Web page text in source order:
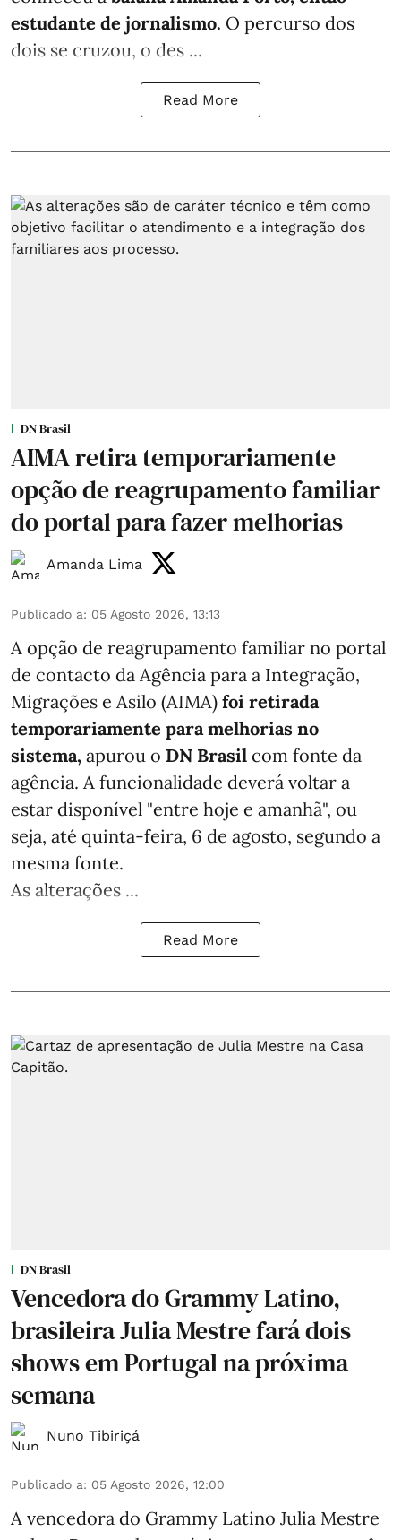
estudante de jornalismo. O percurso dos
dois se cruzou, o des ...
Read More
DN Brasil
AIMA retira temporariamente
opção de reagrupamento familiar
do portal para fazer melhorias
Amanda Lima
Publicado a: 05 Agosto 2026, 13:13
A opção de reagrupamento familiar no portal
de contacto da Agência para a Integração,
Migrações e Asilo (AIMA) foi retirada
temporariamente para melhorias no
sistema, apurou o DN Brasil com fonte da
agência. A funcionalidade deverá voltar a
estar disponível "entre hoje e amanhã", ou
seja, até quinta-feira, 6 de agosto, segundo a
mesma fonte.
As alterações ...
Read More
DN Brasil
Vencedora do Grammy Latino,
brasileira Julia Mestre fará dois
shows em Portugal na próxima
semana
Nuno Tibiriçá
Publicado a: 05 Agosto 2026, 12:00
A vencedora do Grammy Latino Julia Mestre